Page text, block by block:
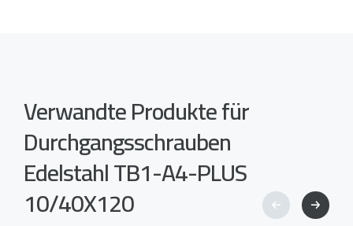
Verwandte Produkte für
Durchgangsschrauben
Edelstahl TB1-A4-PLUS
10/40X120